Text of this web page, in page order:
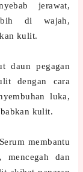
jerawat,
di wajah,
kulit.
daun pegagan
dengan cara
luka,
kulit.
membantu
mencegah dan